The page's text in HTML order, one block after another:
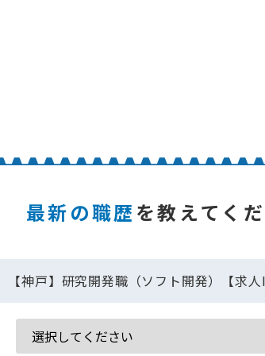
最新の職歴 を教えてくだ
【神戸】研究開発職（ソフト開発）【求人